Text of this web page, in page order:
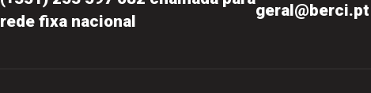
rede fixa nacional
geral@berci.pt